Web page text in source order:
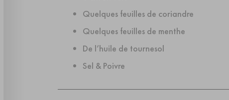
Quelques feuilles de coriandre
Quelques feuilles de menthe
De l’huile de tournesol
Sel & Poivre